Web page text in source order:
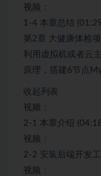
视频：
1-4 本章总结
第2章 大健康体检
利用虚拟机或者云
原理，搭建6节点
收起列表
视频：
2-1 本章介绍
视频：
2-2 安装后端开发
视频：